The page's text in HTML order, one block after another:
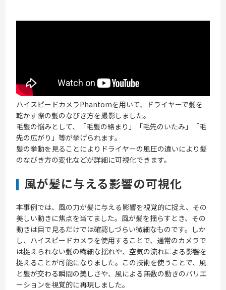
ハイスピードカメラPhantomを用いて、ドライヤーで髪を
乾かす際の髪のなびき方を撮影しました。
毛髪の悩みとして、「毛髪の絡まり」「毛先のいたみ」「毛
先の広がり」等が挙げられます。
髪の挙動を見ることによりドライヤーの風圧の違いにより髪
のなびき方の変化などが詳細に可視化できます。
風が髪に与える影響の可視化
本事例では、風の力が髪に与える影響を視覚的に捉え、その
美しい動きに焦点を当てました。風が髪を揺らすとき、その
動きは目で見るだけでは確認しづらい微細なものです。しか
し、ハイスピードカメラを使用することで、通常のカメラで
は捉えられない髪の繊細な揺れや、空気の流れによる影響を
捉えることが可能になりました。この技術を使うことで、風
と髪が交わる瞬間の美しさや、風による無数の動きのバリエ
ーションを視覚的に再現しました。